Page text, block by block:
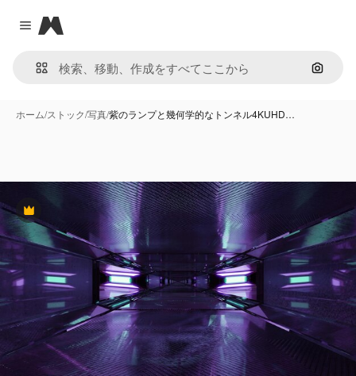
Close menu
Magnific
画像で
ホーム/ストック/写真/紫のランプと幾何学的なトンネル4KUHD…
Premium